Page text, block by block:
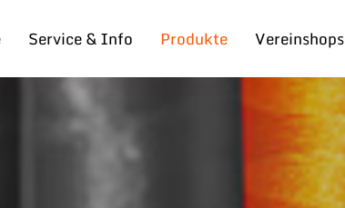
Service & Info Produkte Vereinshops